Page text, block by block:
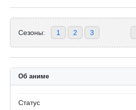
Сезоны: 1 2 3
Об аниме
Статус